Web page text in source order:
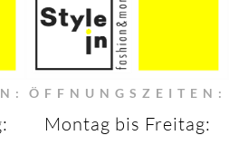
ÖFFNUNGSZEITEN:
Montag bis Freitag: